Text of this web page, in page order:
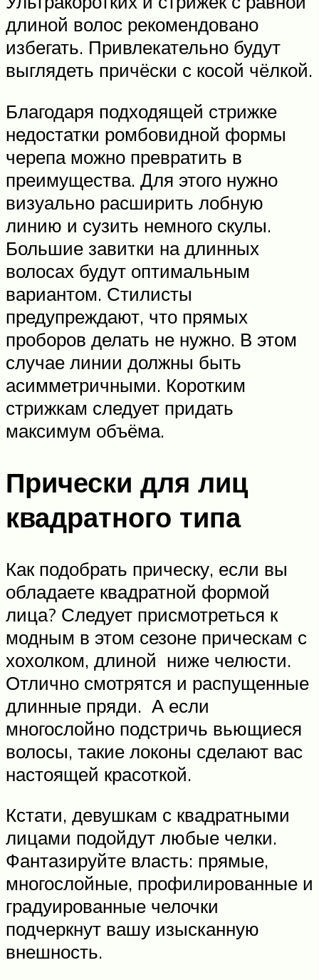
длиной волос рекомендовано
избегать. Привлекательно будут
выглядеть причёски с косой чёлкой.
Благодаря подходящей стрижке
недостатки ромбовидной формы
черепа можно превратить в
преимущества. Для этого нужно
визуально расширить лобную
линию и сузить немного скулы.
Большие завитки на длинных
волосах будут оптимальным
вариантом. Стилисты
предупреждают, что прямых
проборов делать не нужно. В этом
случае линии должны быть
асимметричными. Коротким
стрижкам следует придать
максимум объёма.
Прически для лиц
квадратного типа
Как подобрать прическу, если вы
обладаете квадратной формой
лица? Следует присмотреться к
модным в этом сезоне прическам с
хохолком, длиной ниже челюсти.
Отлично смотрятся и распущенные
длинные пряди. А если
многослойно подстричь вьющиеся
волосы, такие локоны сделают вас
настоящей красоткой.
Кстати, девушкам с квадратными
лицами подойдут любые челки.
Фантазируйте власть: прямые,
многослойные, профилированные и
градуированные челочки
подчеркнут вашу изысканную
внешность.